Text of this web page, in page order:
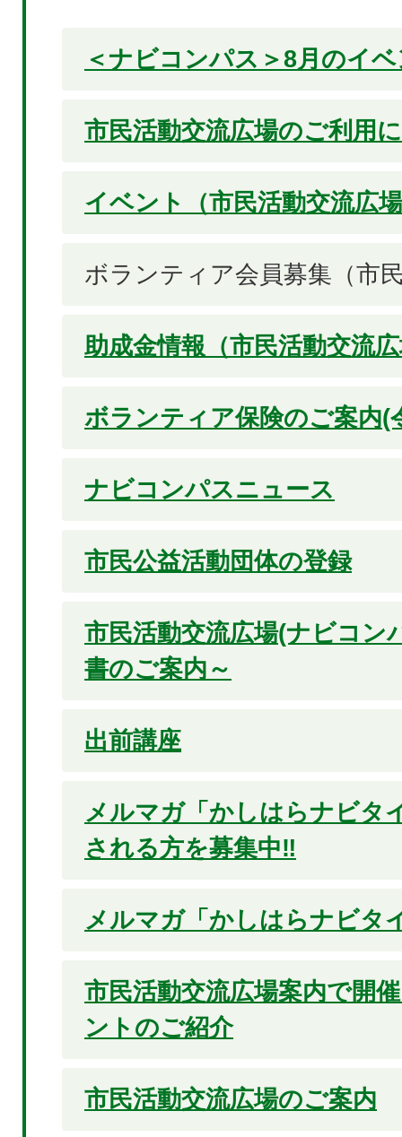
＜ナビコンパス＞8月のイ
市民活動交流広場のご利用
イベント（市民活動交流広
ボランティア会員募集（市
助成金情報（市民活動交流
ボランティア保険のご案内(
ナビコンパスニュース
市民公益活動団体の登録
市民活動交流広場(ナビコン
書のご案内～
出前講座
メルマガ「かしはらナビタ
される方を募集中‼
メルマガ「かしはらナビタ
市民活動交流広場案内で開
ントのご紹介
市民活動交流広場のご案内